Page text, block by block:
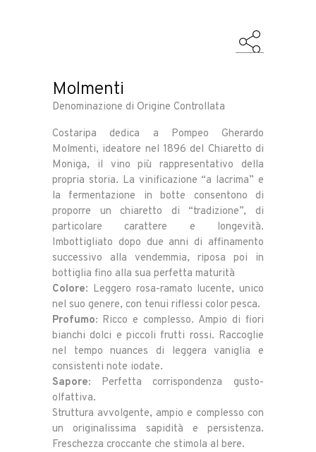
Molmenti
Denominazione di Origine Controllata
Costaripa dedica a Pompeo Gherardo
Molmenti, ideatore nel 1896 del Chiaretto di
Moniga, il vino più rappresentativo della
propria storia. La vinificazione “a lacrima” e
la fermentazione in botte consentono di
proporre un chiaretto di “tradizione”, di
particolare carattere e longevità.
Imbottigliato dopo due anni di affinamento
successivo alla vendemmia, riposa poi in
bottiglia fino alla sua perfetta maturità
Colore: Leggero rosa-ramato lucente, unico
nel suo genere, con tenui riflessi color pesca.
Profumo: Ricco e complesso. Ampio di fiori
bianchi dolci e piccoli frutti rossi. Raccoglie
nel tempo nuances di leggera vaniglia e
consistenti note iodate.
Sapore: Perfetta corrispondenza gusto-
olfattiva.
Struttura avvolgente, ampio e complesso con
un originalissima sapidità e persistenza.
Freschezza croccante che stimola al bere.